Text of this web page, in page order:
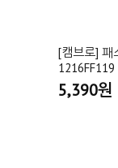
[캠브로] 패
1216FF119
5,390원